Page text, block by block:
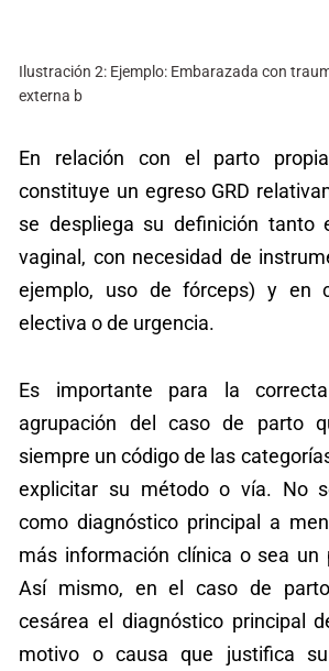
Ilustración 2: Ejemplo: Embarazada con
externa b
En relación con el parto
constituye un egreso GRD
se despliega su definición tanto
vaginal, con necesidad de
ejemplo, uso de fórceps) y en
electiva o de urgencia.
Es importante para la
agrupación del caso de parto
siempre un código de las
explicitar su método o vía. No
como diagnóstico principal a
más información clínica o sea un
Así mismo, en el caso de
cesárea el diagnóstico principal
motivo o causa que justifica